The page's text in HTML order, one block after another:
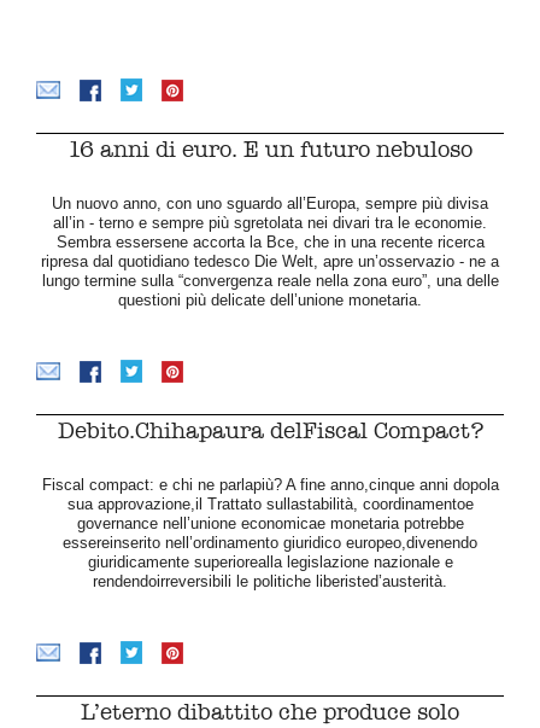
16 anni di euro. E un futuro nebuloso
Un nuovo anno, con uno sguardo all’Europa, sempre più divisa
all’in - terno e sempre più sgretolata nei divari tra le economie.
Sembra essersene accorta la Bce, che in una recente ricerca
ripresa dal quotidiano tedesco Die Welt, apre un’osservazio - ne a
lungo termine sulla “convergenza reale nella zona euro”, una delle
questioni più delicate dell’unione monetaria.
Debito.Chihapaura delFiscal Compact?
Fiscal compact: e chi ne parlapiù? A fine anno,cinque anni dopola
sua approvazione,il Trattato sullastabilità, coordinamentoe
governance nell’unione economicae monetaria potrebbe
essereinserito nell’ordinamento giuridico europeo,divenendo
giuridicamente superiorealla legislazione nazionale e
rendendoirreversibili le politiche liberisted’austerità.
L’eterno dibattito che produce solo